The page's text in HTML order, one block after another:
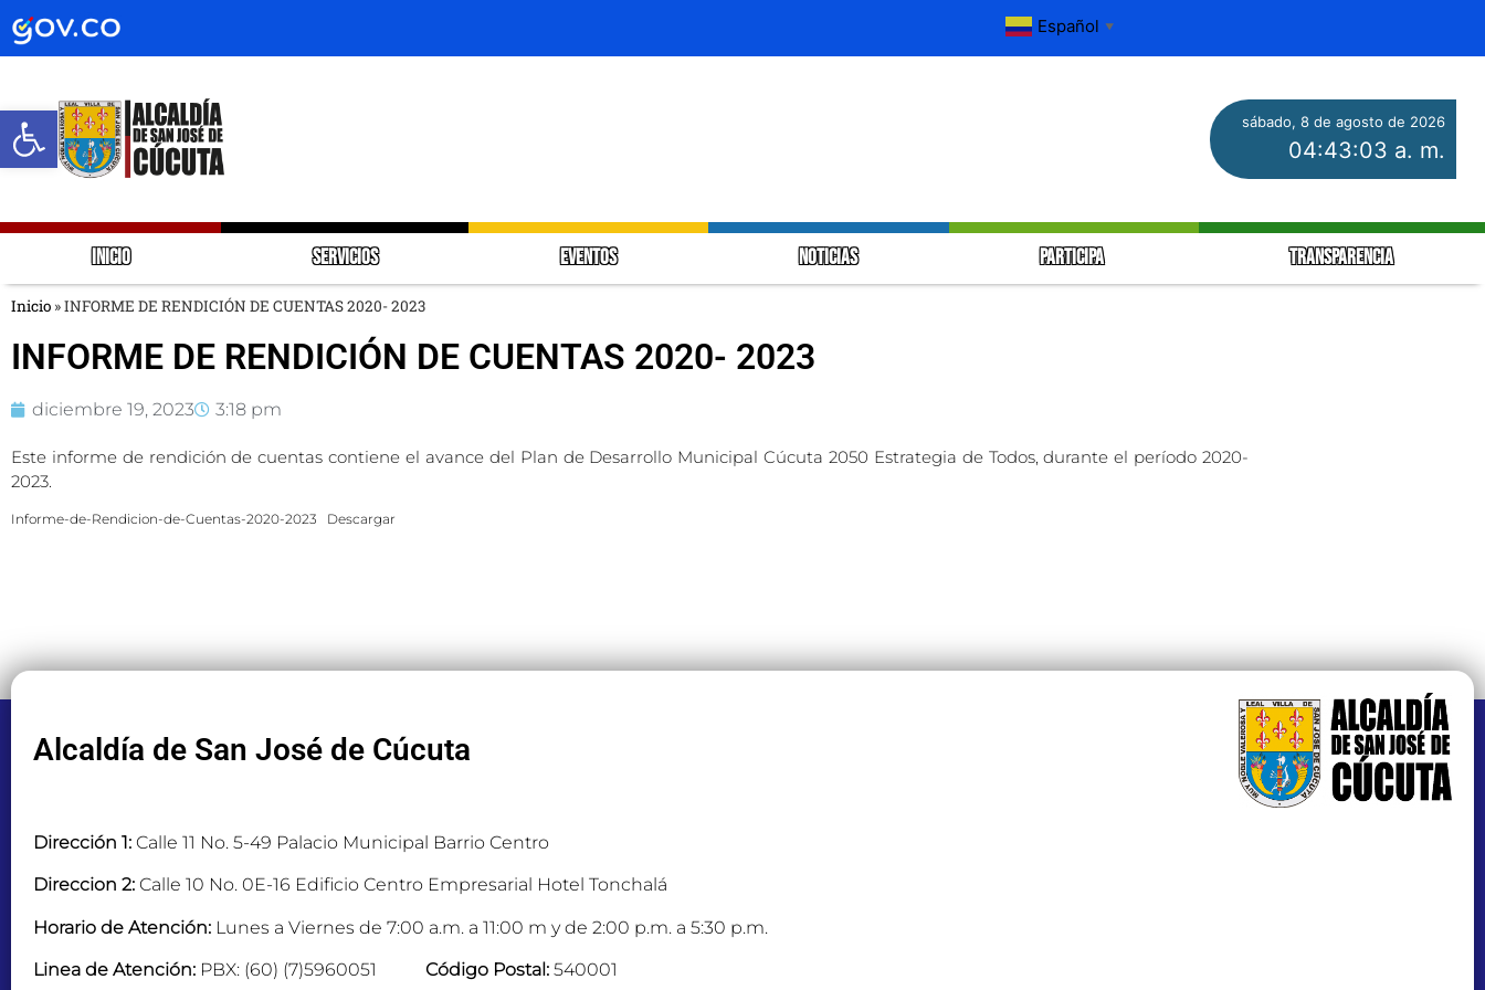
Abrir barra de herramientas
Español ▼
sábado, 8 de agosto de 2026
04:43:03 a. m.
INICIO SERVICIOS EVENTOS NOTICIAS PARTICIPA TRANSPARENCIA
Inicio »INFORME DE RENDICIÓN DE CUENTAS 2020- 2023
INFORME DE RENDICIÓN DE CUENTAS 2020- 2023
diciembre 19, 2023 3:18 pm
Este informe de rendición de cuentas contiene el avance del Plan de Desarrollo Municipal Cúcuta 2050 Estrategia de Todos, durante el período 2020-
2023.
Informe-de-Rendicion-de-Cuentas-2020-2023 Descargar
Alcaldía de San José de Cúcuta
Dirección 1: Calle 11 No. 5-49 Palacio Municipal Barrio Centro
Direccion 2: Calle 10 No. 0E-16 Edificio Centro Empresarial Hotel Tonchalá
Horario de Atención: Lunes a Viernes de 7:00 a.m. a 11:00 m y de 2:00 p.m. a 5:30 p.m.
Linea de Atención: PBX: (60) (7)5960051 Código Postal: 540001